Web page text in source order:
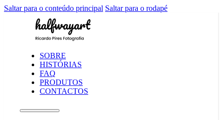
Saltar para o conteúdo principal Saltar para o rodapé
SOBRE
HISTÓRIAS
FAQ
PRODUTOS
CONTACTOS